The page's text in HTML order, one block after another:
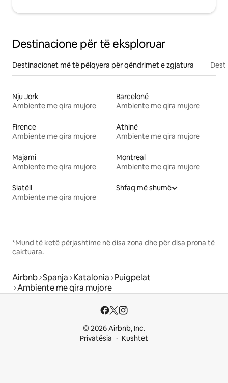
Destinacione për të eksploruar
Destinacionet më të pëlqyera për qëndrimet e zgjatura
Nju Jork
Ambiente me qira mujore
Barcelonë
Ambiente me qira mujore
Firence
Ambiente me qira mujore
Athinë
Ambiente me qira mujore
Majami
Ambiente me qira mujore
Montreal
Ambiente me qira mujore
Siatëll
Ambiente me qira mujore
Shfaq më shumë
*Mund të ketë përjashtime në disa zona dhe për disa prona të
caktuara.
Airbnb Spanja Katalonia Puigpelat
Ambiente me qira mujore
© 2026 Airbnb, Inc.
Privatësia
Kushtet